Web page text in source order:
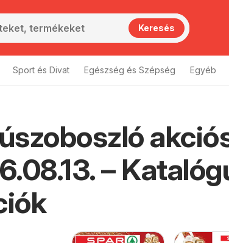
Keresés
Sport és Divat Egészség és Szépség Egyéb
–